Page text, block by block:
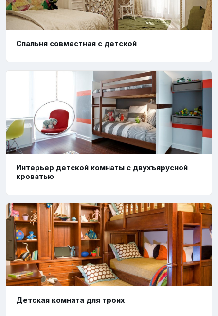
Спальня совместная с детской
Интерьер детской комнаты с двухъярусной
кроватью
Детская комната для троих